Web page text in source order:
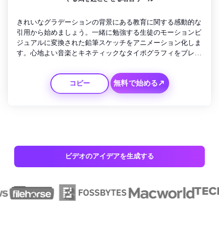
きれいなグラデーションの背景にある教育に関する感動的な
引用から始めましょう。一緒に勉強する生徒のモーションビ
ジュアルに変換された鉛筆スケッチをアニメーション化しま
す。心地よい音楽とキネティックなタイポグラフィをブレン
に明らかにします。キャッチフレーズのフェード：「毎日心
に力を与える」。エレガントで共有可能な状態に保ち、リー
ルやショートパンツに最適です。
コピー 無料で始める↗
ビデオのアイデアを生成する